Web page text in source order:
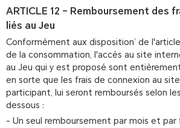
ARTICLE 12 – Remboursement des
liés au Jeu
Conformément aux disposition’ de l'article
de la consommation, l'accès au site
au Jeu qui y est proposé sont
en sorte que les frais de connexion au
participant, lui seront remboursés selon
dessous :
- Un seul remboursement par mois et par